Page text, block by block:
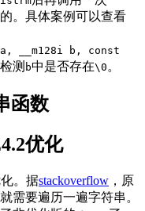
。具体案例可以查看
__m128i b, const
测 b中是否存在\0 。
函数
优化
。据stackoverflow ，原
需要遍历一遍字符串。